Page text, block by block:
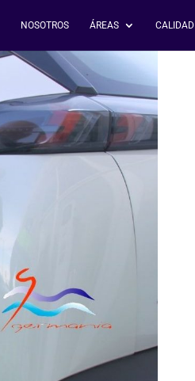
NOSOTROS ÁREAS CALIDAD